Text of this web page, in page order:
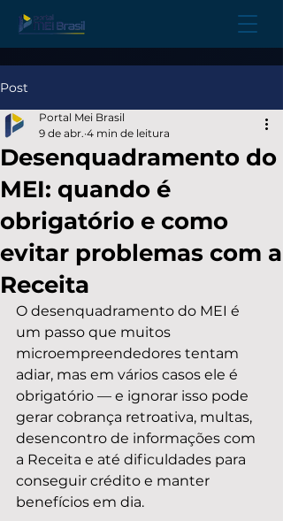
Post
Desenquadramento do
MEI: quando é
obrigatório e como
evitar problemas com a
Receita
Portal Mei Brasil
9 de abr. 4 min de leitura
O desenquadramento do MEI é
um passo que muitos
microempreendedores tentam
adiar, mas em vários casos ele é
obrigatório — e ignorar isso pode
gerar cobrança retroativa, multas,
desencontro de informações com
a Receita e até dificuldades para
conseguir crédito e manter
benefícios em dia.